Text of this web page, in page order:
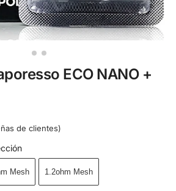
ECO NANO +
de clientes)
Mesh 1.2ohm Mesh